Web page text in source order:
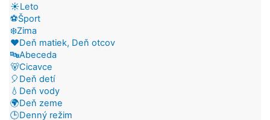
☀️Leto
⚽Šport
❄️Zima
❤️Deň matiek, Deň otcov
🔤Abeceda
🐻Cicavce
🎈Deň detí
💧Deň vody
🌍Deň zeme
🕒Denný režim